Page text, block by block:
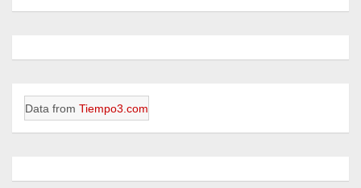
Data from Tiempo3.com